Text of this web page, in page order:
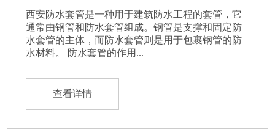
西安防水套管是一种用于建筑防水工程的套管，它
通常由钢管和防水套管组成。钢管是支撑和固定防
水套管的主体，而防水套管则是用于包裹钢管的防
水材料。 防水套管的作用...
查看详情